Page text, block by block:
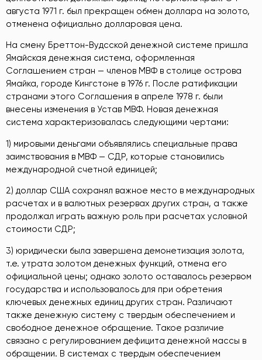
августа 1971 г. был прекращен обмен доллара на золото,
отменена официально долларовая цена.
На смену Бреттон-Вудсской денежной системе пришла
Ямайская денежная система, оформленная
Соглашением стран — членов МВФ в столице острова
Ямайка, городе Кингстоне в 1976 г. После ратификации
странами этого Соглашения в апреле 1978 г. были
внесены изменения в Устав МВФ. Новая денежная
система характеризовалась следующими чертами:
1) мировыми деньгами объявлялись специальные права
заимствования в МВФ — СДР, которые становились
международной счетной единицей;
2) доллар США сохранял важное место в международных
расчетах и в валютных резервах других стран, а также
продолжал играть важную роль при расчетах условной
стоимости СДР;
3) юридически была завершена демонетизация золота,
т.е. утрата золотом денежных функций, отмена его
официальной цены; однако золото оставалось резервом
государства и использовалось для при обретения
ключевых денежных единиц других стран. Различают
также денежную систему с твердым обеспечением и
свободное денежное обращение. Такое различие
связано с регулированием дефицита денежной массы в
обращении. В системах с твердым обеспечением